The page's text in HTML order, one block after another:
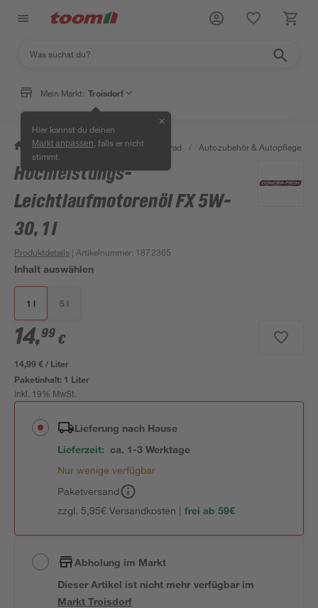
Mein Markt: Troisdorf
Hier kannst du deinen
Markt anpassen , falls er nicht
stimmt.
✕
/ Garten & Freizeit / Auto & Fahrrad / Autozubehör & Autopflege
Hochleistungs-
Leichtlaufmotorenöl FX 5W-
30, 1 l
Produktdetails | Artikelnummer: 1872365
Inhalt auswählen
1 l 5 l
14,99 €
14,99 € / Liter
Paketinhalt: 1 Liter
inkl. 19% MwSt.
Lieferung nach Hause
Lieferzeit: ca. 1-3 Werktage
Nur wenige verfügbar
Paketversand
zzgl. 5,95€ Versandkosten | frei ab 59€
Abholung im Markt
Dieser Artikel ist nicht mehr verfügbar im
MarktTroisdorf